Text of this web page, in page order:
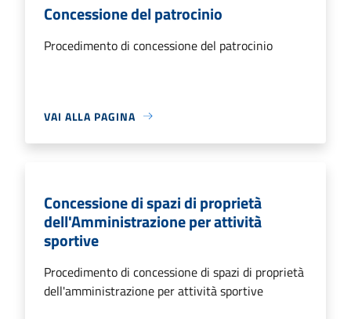
Concessione del patrocinio
Procedimento di concessione del patrocinio
VAI ALLA PAGINA
Concessione di spazi di proprietà
dell'Amministrazione per attività
sportive
Procedimento di concessione di spazi di proprietà
dell'amministrazione per attività sportive